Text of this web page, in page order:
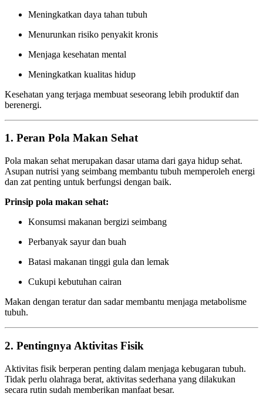
Meningkatkan daya tahan tubuh
Menurunkan risiko penyakit kronis
Menjaga kesehatan mental
Meningkatkan kualitas hidup
Kesehatan yang terjaga membuat seseorang lebih produktif dan
berenergi.
1. Peran Pola Makan Sehat
Pola makan sehat merupakan dasar utama dari gaya hidup sehat.
Asupan nutrisi yang seimbang membantu tubuh memperoleh energi
dan zat penting untuk berfungsi dengan baik.
Prinsip pola makan sehat:
Konsumsi makanan bergizi seimbang
Perbanyak sayur dan buah
Batasi makanan tinggi gula dan lemak
Cukupi kebutuhan cairan
Makan dengan teratur dan sadar membantu menjaga metabolisme
tubuh.
2. Pentingnya Aktivitas Fisik
Aktivitas fisik berperan penting dalam menjaga kebugaran tubuh.
Tidak perlu olahraga berat, aktivitas sederhana yang dilakukan
secara rutin sudah memberikan manfaat besar.